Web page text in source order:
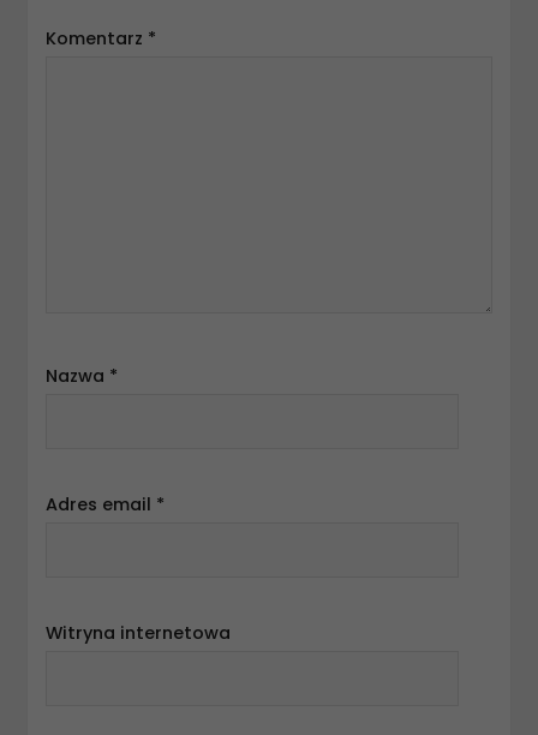
Komentarz *
Nazwa *
Adres email *
Witryna internetowa